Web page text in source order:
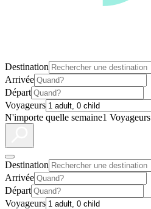
Destination
Arrivée
Départ
Voyageurs
N'importe quelle semaine1 Voyageurs
Destination
Arrivée
Départ
Voyageurs